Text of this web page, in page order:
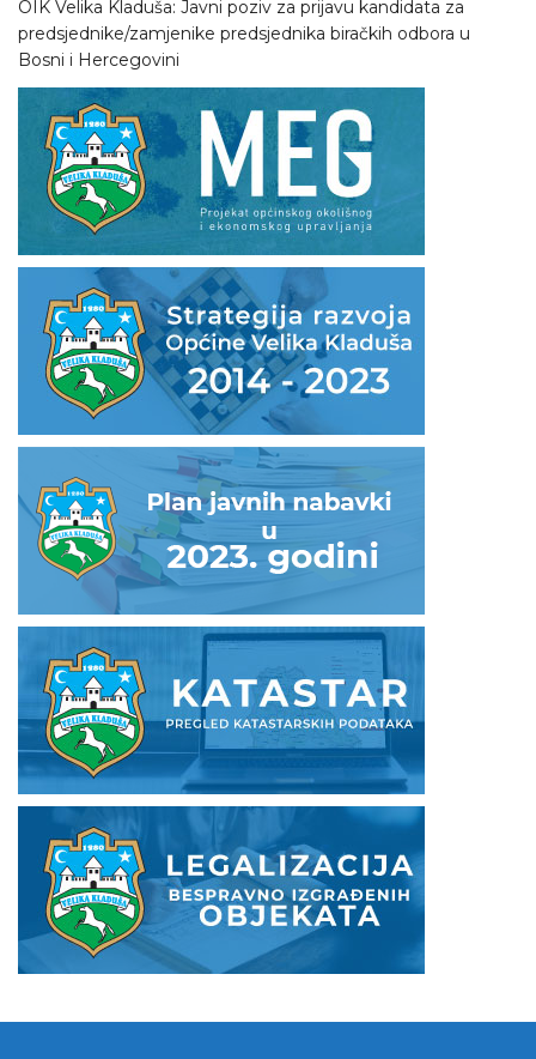
OIK Velika Kladuša: Javni poziv za prijavu kandidata za
predsjednike/zamjenike predsjednika biračkih odbora u
Bosni i Hercegovini